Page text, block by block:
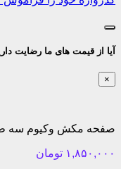
آیا از قیمت های ما رضایت
×
صفحه مکش وکیوم سه
۱,۸۵۰,۰۰۰ تومان